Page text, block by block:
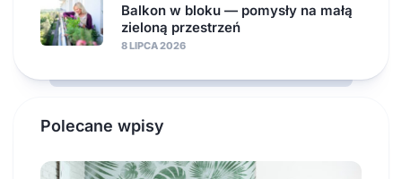
Balkon w bloku — pomysły na małą
zieloną przestrzeń
8 LIPCA 2026
Polecane wpisy